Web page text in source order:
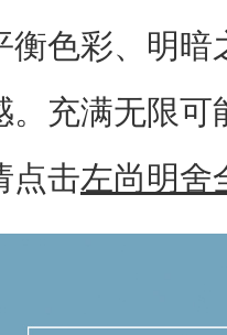
衡色彩、明
。充满无限
点击左尚明舍